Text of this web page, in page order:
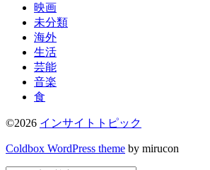
映画
未分類
海外
生活
芸能
音楽
食
©2026 インサイトトピック
Coldbox WordPress theme by mirucon